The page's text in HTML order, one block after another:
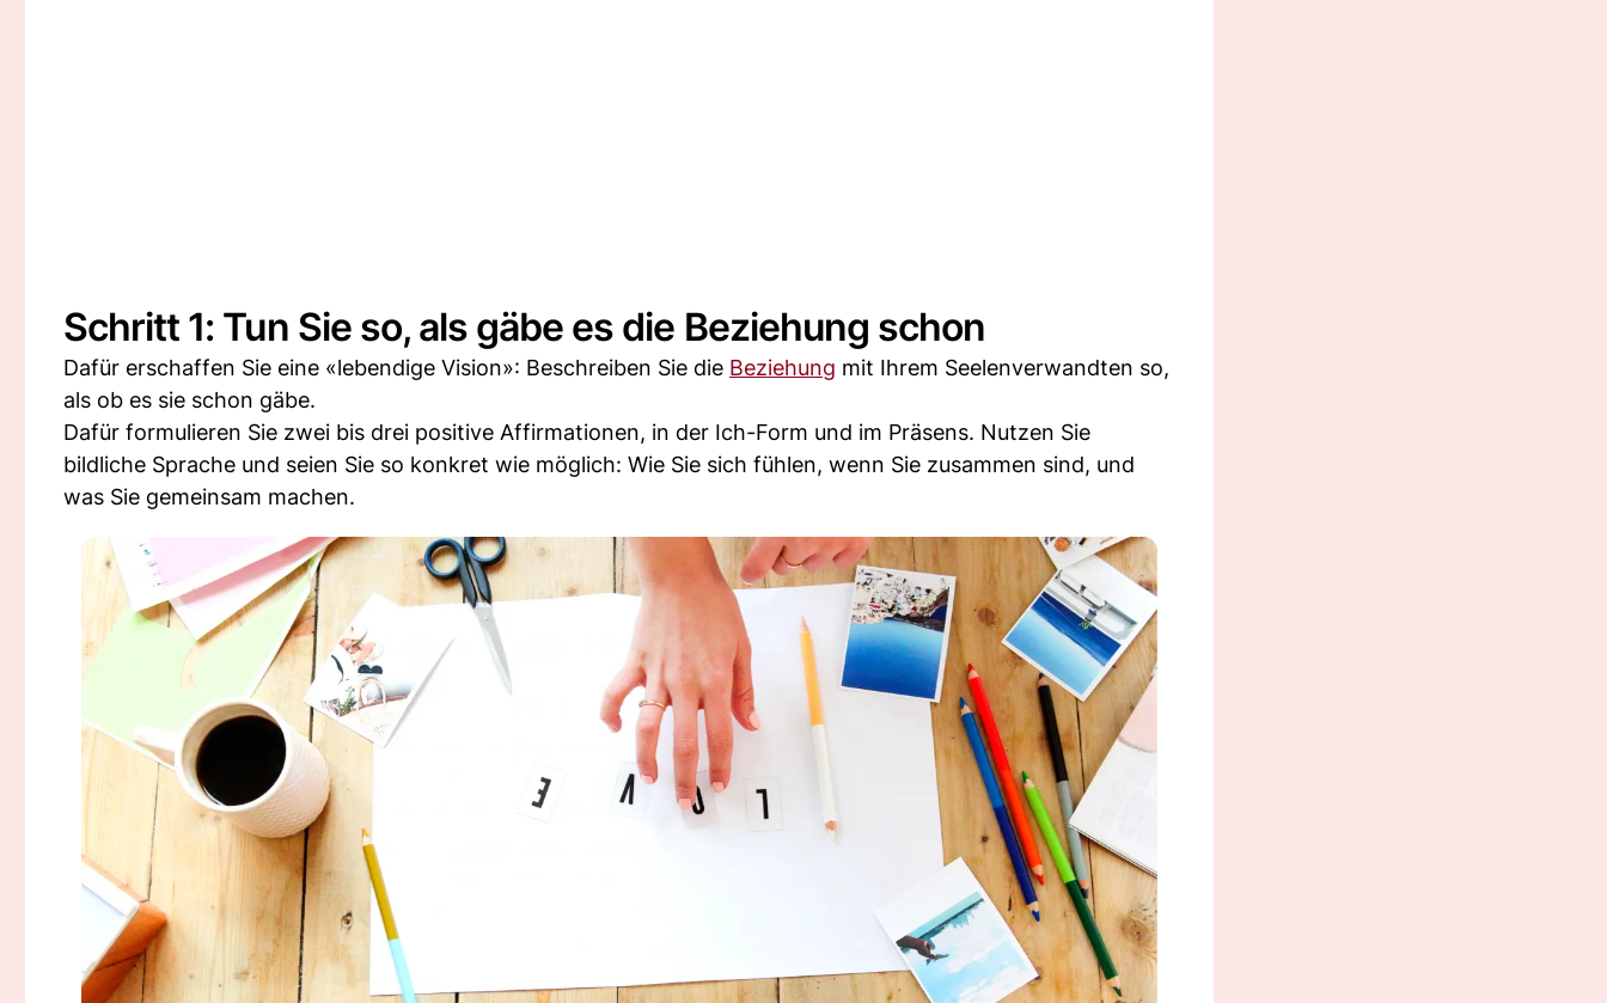
Schritt 1: Tun Sie so, als gäbe es die Beziehung schon
Dafür erschaffen Sie eine «lebendige Vision»: Beschreiben Sie die Beziehung mit Ihrem Seelenverwandten so,
als ob es sie schon gäbe.
Dafür formulieren Sie zwei bis drei positive Affirmationen, in der Ich-Form und im Präsens. Nutzen Sie
bildliche Sprache und seien Sie so konkret wie möglich: Wie Sie sich fühlen, wenn Sie zusammen sind, und
was Sie gemeinsam machen.